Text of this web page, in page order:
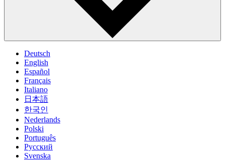
Deutsch
English
Español
Français
Italiano
日本語
한국인
Nederlands
Polski
Português
Pусский
Svenska